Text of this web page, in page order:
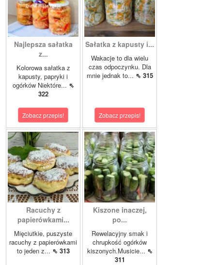
Najlepsza sałatka
z...
Kolorowa sałatka z
kapusty, papryki i
ogórków Niektóre... ⇖
322
Zobacz przepis!
Sałatka z kapusty i...
Wakacje to dla wielu
czas odpoczynku. Dla
mnie jednak to... ⇖ 315
Zobacz przepis!
Racuchy z
papierówkami...
Mięciutkie, puszyste
racuchy z papierówkami
to jeden z... ⇖ 313
Kiszone inaczej,
po...
Rewelacyjny smak i
chrupkość ogórków
kiszonych.Musicie... ⇖
311